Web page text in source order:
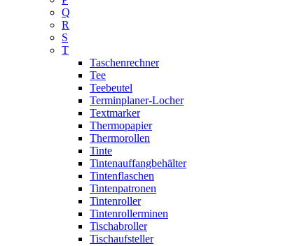
Q
R
S
T
Taschenrechner
Tee
Teebeutel
Terminplaner-Locher
Textmarker
Thermopapier
Thermorollen
Tinte
Tintenauffangbehälter
Tintenflaschen
Tintenpatronen
Tintenroller
Tintenrollerminen
Tischabroller
Tischaufsteller